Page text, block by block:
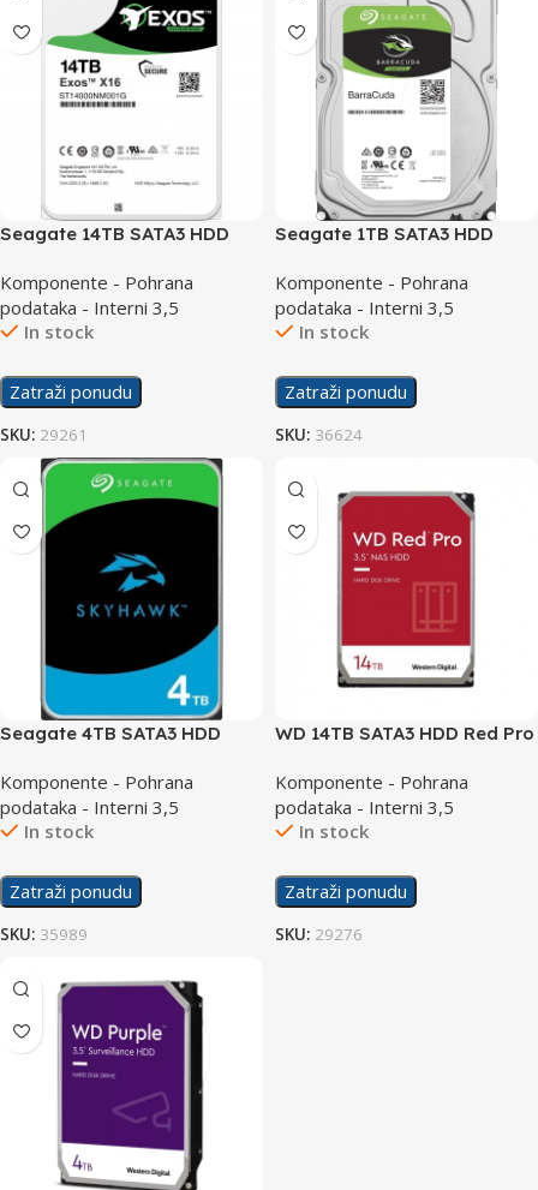
Seagate 14TB SATA3 HDD
Komponente - Pohrana
podataka - Interni 3,5
In stock
Zatraži ponudu
SKU: 29261
Seagate 1TB SATA3 HDD
Komponente - Pohrana
podataka - Interni 3,5
In stock
Zatraži ponudu
SKU: 36624
Seagate 4TB SATA3 HDD
Komponente - Pohrana
podataka - Interni 3,5
In stock
Zatraži ponudu
SKU: 35989
WD 14TB SATA3 HDD Red Pro
Komponente - Pohrana
podataka - Interni 3,5
In stock
Zatraži ponudu
SKU: 29276